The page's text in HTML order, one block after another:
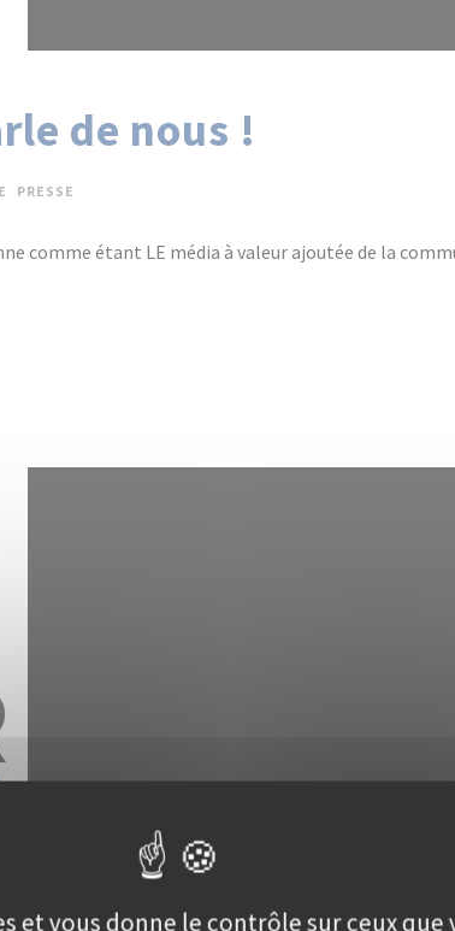
de nous !
PRESSE
comme étant LE média à valeur ajoutée de la
et vous donne le contrôle sur ceux que